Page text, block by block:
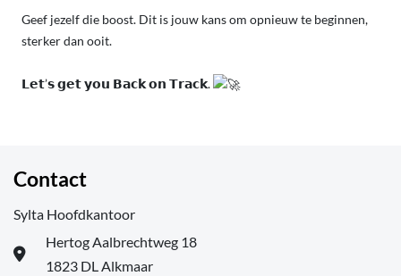
Geef jezelf die boost. Dit is jouw kans om opnieuw te beginnen,
sterker dan ooit.
𝗟𝗲𝘁’𝘀 𝗴𝗲𝘁 𝘆𝗼𝘂 𝗕𝗮𝗰𝗸 𝗼𝗻 𝗧𝗿𝗮𝗰𝗸.
Contact
Sylta Hoofdkantoor
Hertog Aalbrechtweg 18
1823 DL Alkmaar